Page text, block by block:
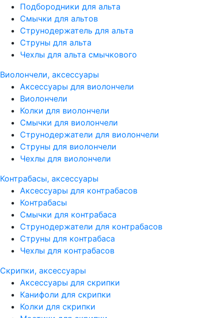
Подбородники для альта
Смычки для альтов
Струнодержатель для альта
Струны для альта
Чехлы для альта смычкового
Виолончели, аксессуары
Аксессуары для виолончели
Виолончели
Колки для виолончели
Смычки для виолончели
Струнодержатели для виолончели
Струны для виолончели
Чехлы для виолончели
Контрабасы, аксессуары
Аксессуары для контрабасов
Контрабасы
Смычки для контрабаса
Струнодержатели для контрабасов
Струны для контрабаса
Чехлы для контрабасов
Скрипки, аксессуары
Аксессуары для скрипки
Канифоли для скрипки
Колки для скрипки